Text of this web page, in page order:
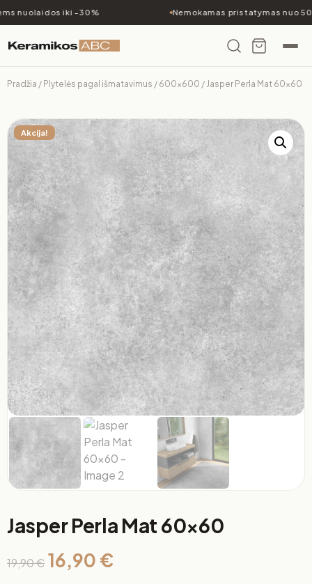
nuolaidos iki -30% Nemokamas pristatymas nuo
Pradžia / Plytelės pagal išmatavimus / 600x600 / Jasper Perla Mat 60×60
Akcija!
Jasper Perla Mat 60×60
19,90€ 16,90 €